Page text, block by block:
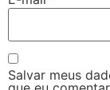
Salvar meus